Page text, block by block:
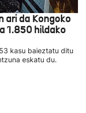
ari da Kongoko
1.850 hildako
kasu baieztatu ditu
eskatu du.